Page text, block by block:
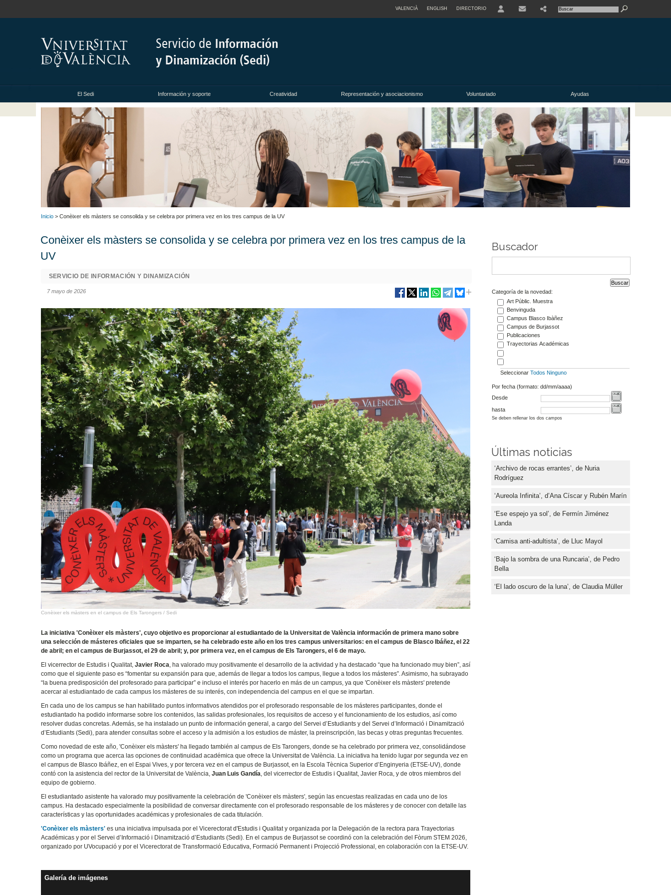
VALENCIÀ ENGLISH DIRECTORIO
El Sedi Información y soporte Creatividad Representación y asociacionismo Voluntariado Ayudas
Inicio > Conèixer els màsters se consolida y se celebra por primera vez en los tres campus de la UV
Conèixer els màsters se consolida y se celebra por primera vez en los tres campus de la
UV
SERVICIO DE INFORMACIÓN Y DINAMIZACIÓN
7 mayo de 2026
Conèixer els màsters en el campus de Els Tarongers / Sedi
La iniciativa 'Conèixer els màsters', cuyo objetivo es proporcionar al estudiantado de la Universitat de València información de primera mano sobre
una selección de másteres oficiales que se imparten, se ha celebrado este año en los tres campus universitarios: en el campus de Blasco Ibáñez, el 22
de abril; en el campus de Burjassot, el 29 de abril; y, por primera vez, en el campus de Els Tarongers, el 6 de mayo.
El vicerrector de Estudis i Qualitat, Javier Roca, ha valorado muy positivamente el desarrollo de la actividad y ha destacado “que ha funcionado muy bien”, así
como que el siguiente paso es “fomentar su expansión para que, además de llegar a todos los campus, llegue a todos los másteres”. Asimismo, ha subrayado
“la buena predisposición del profesorado para participar” e incluso el interés por hacerlo en más de un campus, ya que 'Conèixer els màsters' pretende
acercar al estudiantado de cada campus los másteres de su interés, con independencia del campus en el que se impartan.
En cada uno de los campus se han habilitado puntos informativos atendidos por el profesorado responsable de los másteres participantes, donde el
estudiantado ha podido informarse sobre los contenidos, las salidas profesionales, los requisitos de acceso y el funcionamiento de los estudios, así como
resolver dudas concretas. Además, se ha instalado un punto de información general, a cargo del Servei d’Estudiants y del Servei d’Informació i Dinamització
d’Estudiants (Sedi), para atender consultas sobre el acceso y la admisión a los estudios de máster, la preinscripción, las becas y otras preguntas frecuentes.
Como novedad de este año, 'Conèixer els màsters' ha llegado también al campus de Els Tarongers, donde se ha celebrado por primera vez, consolidándose
como un programa que acerca las opciones de continuidad académica que ofrece la Universitat de València. La iniciativa ha tenido lugar por segunda vez en
el campus de Blasco Ibáñez, en el Espai Vives, y por tercera vez en el campus de Burjassot, en la Escola Tècnica Superior d’Enginyeria (ETSE-UV), donde
contó con la asistencia del rector de la Universitat de València,Juan Luis Gandía , del vicerrector de Estudis i Qualitat, Javier Roca, y de otros miembros del
equipo de gobierno.
El estudiantado asistente ha valorado muy positivamente la celebración de 'Conèixer els màsters', según las encuestas realizadas en cada uno de los
campus. Ha destacado especialmente la posibilidad de conversar directamente con el profesorado responsable de los másteres y de conocer con detalle las
características y las oportunidades académicas y profesionales de cada titulación.
'Conèixer els màsters' es una iniciativa impulsada por el Vicerectorat d'Estudis i Qualitat y organizada por la Delegación de la rectora para Trayectorias
Académicas y por el Servei d’Informació i Dinamització d’Estudiants (Sedi). En el campus de Burjassot se coordinó con la celebración del Fòrum STEM 2026,
organizado por UVocupació y por el Vicerectorat de Transformació Educativa, Formació Permanent i Projecció Professional, en colaboración con la ETSE-UV.
Galería de imágenes
Buscador
Categoría de la novedad:
Art Públic. Muestra
Benvinguda
Campus Blasco Ibàñez
Campus de Burjassot
Publicaciones
Trayectorias Académicas
Seleccionar Todos Ninguno
Por fecha (formato: dd/mm/aaaa)
Desde
hasta
Se deben rellenar los dos campos
Últimas noticias
‘Archivo de rocas errantes’, de Nuria
Rodríguez
‘Aureola Infinita’, d’Ana Císcar y Rubén Marín
‘Ese espejo ya sol’, de Fermín Jiménez
Landa
‘Camisa anti-adultista’, de Lluc Mayol
‘Bajo la sombra de una Runcaria’, de Pedro
Bella
‘El lado oscuro de la luna’, de Claudia Müller